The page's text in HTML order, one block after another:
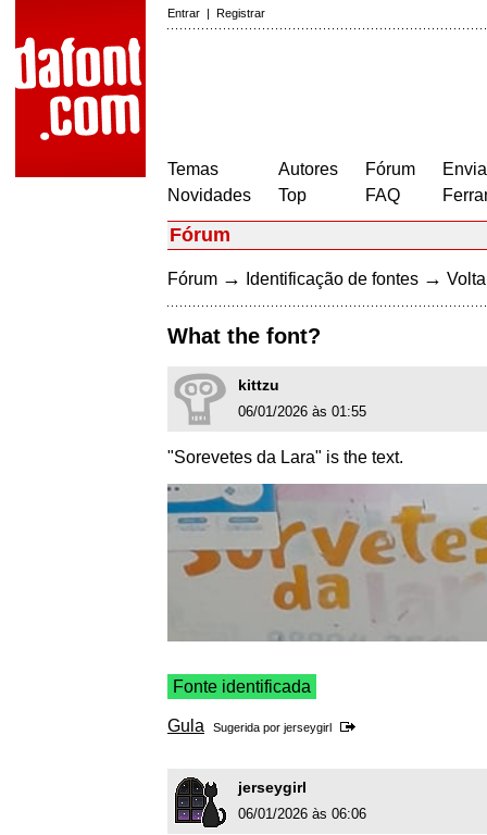
Entrar | Registrar
Temas
Novidades
Autores
Top
Fórum
FAQ
Fórum
Fórum → Identificação de fontes →
What the font?
kittzu
06/01/2026 às 01:55
"Sorevetes da Lara" is the text.
Fonte identificada
Gula Sugerida por jerseygirl
jerseygirl
06/01/2026 às 06:06